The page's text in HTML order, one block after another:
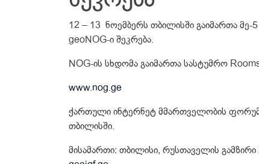
12 – 13 ნოემბერს თბილისში გაიმართა
geoNOG-ი შეკრება.
NОG-ის სხდომა გაიმართა სასტუმრო
www.nog.ge
ქართული ინტერნეტ მმართველობის
თბილისში.
მისამართი: თბილისი, რუსთაველის გამზირი